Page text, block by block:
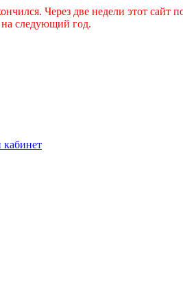
Через две недели этот сайт
на следующий год.